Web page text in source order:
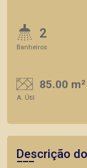
2
Banheiros
85.00 m²
A. Útil
Descrição